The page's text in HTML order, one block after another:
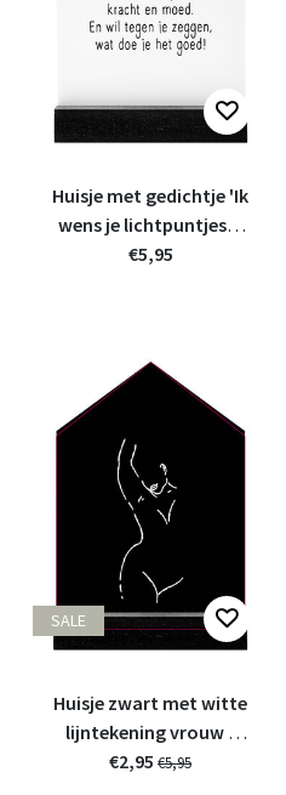
Huisje met gedichtje 'Ik
wens je lichtpuntjes' -
11cm
€5,95
SALE
Huisje zwart met witte
lijntekening vrouw -
11cm
€2,95 €5,95